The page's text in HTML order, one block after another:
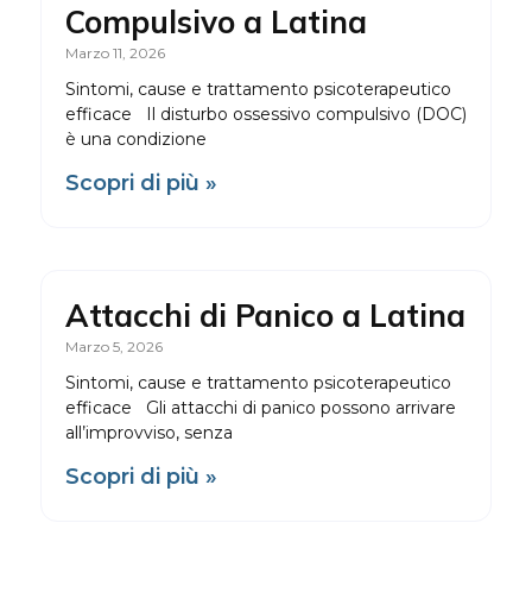
Compulsivo a Latina
Marzo 11, 2026
Sintomi, cause e trattamento psicoterapeutico
efficace Il disturbo ossessivo compulsivo (DOC)
è una condizione
Scopri di più »
Attacchi di Panico a Latina
Marzo 5, 2026
Sintomi, cause e trattamento psicoterapeutico
efficace Gli attacchi di panico possono arrivare
all’improvviso, senza
Scopri di più »